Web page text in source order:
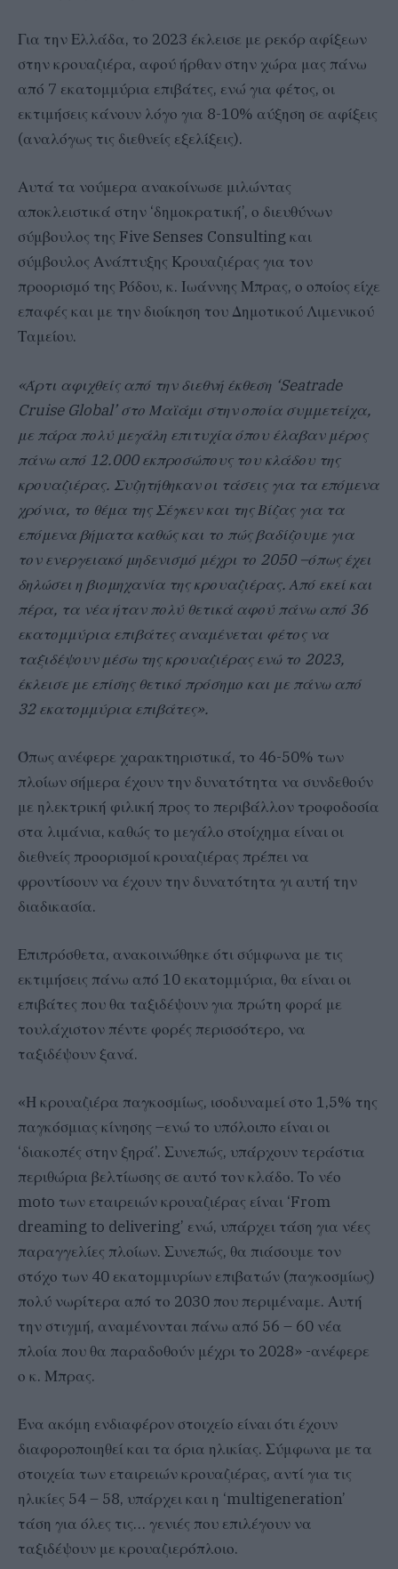
Για την Ελλάδα, το 2023 έκλεισε με ρεκόρ αφίξεων
στην κρουαζιέρα, αφού ήρθαν στην χώρα μας πάνω
από 7 εκατομμύρια επιβάτες, ενώ για φέτος, οι
εκτιμήσεις κάνουν λόγο για 8-10% αύξηση σε αφίξεις
(αναλόγως τις διεθνείς εξελίξεις).
Αυτά τα νούμερα ανακοίνωσε μιλώντας
αποκλειστικά στην ‘δημοκρατική’, ο διευθύνων
σύμβουλος της Five Senses Consulting και
σύμβουλος Ανάπτυξης Κρουαζιέρας για τον
προορισμό της Ρόδου, κ. Ιωάννης Μπρας, ο οποίος είχε
επαφές και με την διοίκηση του Δημοτικού Λιμενικού
Ταμείου.
«Άρτι αφιχθείς από την διεθνή έκθεση ‘Seatrade
Cruise Global’ στο Μαϊάμι στην οποία συμμετείχα,
με πάρα πολύ μεγάλη επιτυχία όπου έλαβαν μέρος
πάνω από 12.000 εκπροσώπους του κλάδου της
κρουαζιέρας. Συζητήθηκαν οι τάσεις για τα επόμενα
χρόνια, το θέμα της Σέγκεν και της Βίζας για τα
επόμενα βήματα καθώς και το πώς βαδίζουμε για
τον ενεργειακό μηδενισμό μέχρι το 2050 –όπως έχει
δηλώσει η βιομηχανία της κρουαζιέρας. Από εκεί και
πέρα, τα νέα ήταν πολύ θετικά αφού πάνω από 36
εκατομμύρια επιβάτες αναμένεται φέτος να
ταξιδέψουν μέσω της κρουαζιέρας ενώ το 2023,
έκλεισε με επίσης θετικό πρόσημο και με πάνω από
32 εκατομμύρια επιβάτες».
Όπως ανέφερε χαρακτηριστικά, το 46-50% των
πλοίων σήμερα έχουν την δυνατότητα να συνδεθούν
με ηλεκτρική φιλική προς το περιβάλλον τροφοδοσία
στα λιμάνια, καθώς το μεγάλο στοίχημα είναι οι
διεθνείς προορισμοί κρουαζιέρας πρέπει να
φροντίσουν να έχουν την δυνατότητα γι αυτή την
διαδικασία.
Επιπρόσθετα, ανακοινώθηκε ότι σύμφωνα με τις
εκτιμήσεις πάνω από 10 εκατομμύρια, θα είναι οι
επιβάτες που θα ταξιδέψουν για πρώτη φορά με
τουλάχιστον πέντε φορές περισσότερο, να
ταξιδέψουν ξανά.
«Η κρουαζιέρα παγκοσμίως, ισοδυναμεί στο 1,5% της
παγκόσμιας κίνησης –ενώ το υπόλοιπο είναι οι
‘διακοπές στην ξηρά’. Συνεπώς, υπάρχουν τεράστια
περιθώρια βελτίωσης σε αυτό τον κλάδο. Το νέο
moto των εταιρειών κρουαζιέρας είναι ‘From
dreaming to delivering’ ενώ, υπάρχει τάση για νέες
παραγγελίες πλοίων. Συνεπώς, θα πιάσουμε τον
στόχο των 40 εκατομμυρίων επιβατών (παγκοσμίως)
πολύ νωρίτερα από το 2030 που περιμέναμε. Αυτή
την στιγμή, αναμένονται πάνω από 56 – 60 νέα
πλοία που θα παραδοθούν μέχρι το 2028» -ανέφερε
ο κ. Μπρας.
Ένα ακόμη ενδιαφέρον στοιχείο είναι ότι έχουν
διαφοροποιηθεί και τα όρια ηλικίας. Σύμφωνα με τα
στοιχεία των εταιρειών κρουαζιέρας, αντί για τις
ηλικίες 54 – 58, υπάρχει και η ‘multigeneration’
τάση για όλες τις… γενιές που επιλέγουν να
ταξιδέψουν με κρουαζιερόπλοιο.